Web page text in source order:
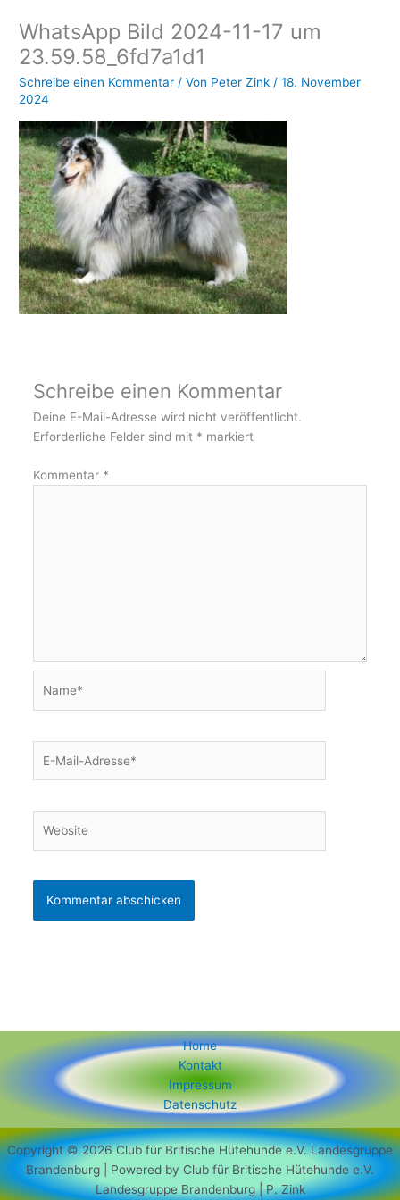
WhatsApp Bild 2024-11-17 um
23.59.58_6fd7a1d1
Schreibe einen Kommentar / Von Peter Zink /18. November
2024
Schreibe einen Kommentar
Deine E-Mail-Adresse wird nicht veröffentlicht.
Erforderliche Felder sind mit * markiert
Kommentar *
Mail-
Home
Kontakt
Impressum
Datenschutz
Copyright © 2026 Club für Britische Hütehunde e.V. Landesgruppe
Brandenburg | Powered by Club für Britische Hütehunde e.V.
Landesgruppe Brandenburg | P. Zink